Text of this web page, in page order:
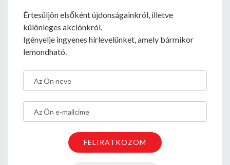
Értesüljön elsőként újdonságainkról, illetve
különleges akciónkról.
Igényelje ingyenes hírlevelünket, amely bármikor
lemondható.